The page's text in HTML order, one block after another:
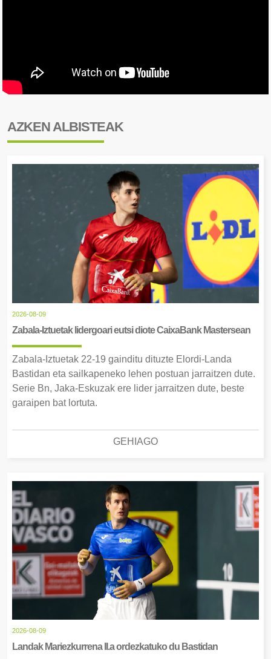
AZKEN ALBISTEAK
2026-08-09
Zabala-Iztuetak lidergoari eutsi diote CaixaBank Mastersean
Zabala-Iztuetak 22-19 gainditu dituzte Elordi-Landa
Bastidan eta sailkapeneko lehen postuan jarraitzen dute.
Serie Bn, Jaka-Eskuzak ere lider jarraitzen dute, beste
garaipen bat lortuta.
GEHIAGO
2026-08-09
Landak Mariezkurrena II.a ordezkatuko du Bastidan